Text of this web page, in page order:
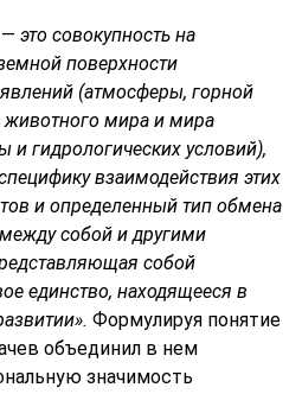
—это совокупность на
поверхности
(атмо­сферы, горной
животного мира и мира
гидрологических условий),
взаимодействия этих
и определенный тип обмена
собой и другими
собой
единство, находящееся в
Формулируя понятие
объединил в нем
значи­мость